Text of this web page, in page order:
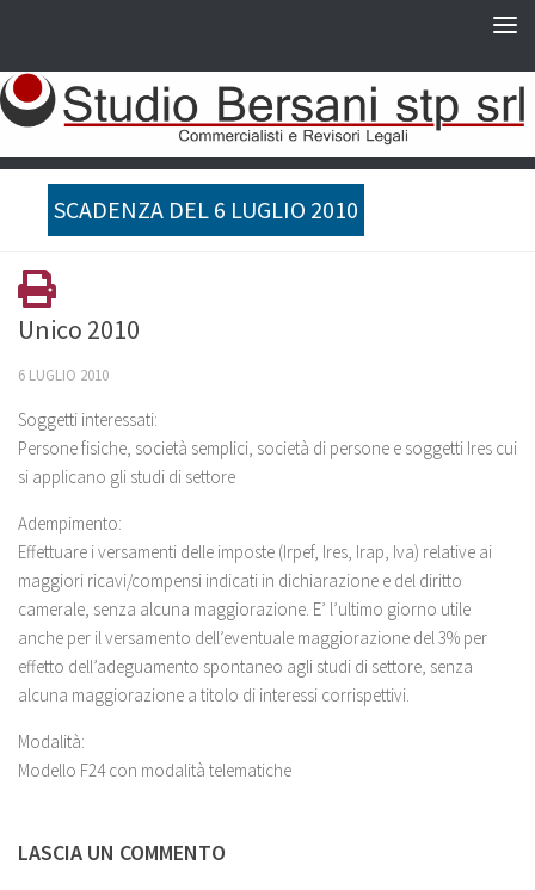
SCADENZA DEL 6 LUGLIO 2010
Unico 2010
6 LUGLIO 2010
Soggetti interessati:
Persone fisiche, società semplici, società di persone e soggetti Ires cui
si applicano gli studi di settore
Adempimento:
Effettuare i versamenti delle imposte (Irpef, Ires, Irap, Iva) relative ai
maggiori ricavi/compensi indicati in dichiarazione e del diritto
camerale, senza alcuna maggiorazione. E’ l’ultimo giorno utile
anche per il versamento dell’eventuale maggiorazione del 3% per
effetto dell’adeguamento spontaneo agli studi di settore, senza
alcuna maggiorazione a titolo di interessi corrispettivi.
Modalità:
Modello F24 con modalità telematiche
LASCIA UN COMMENTO